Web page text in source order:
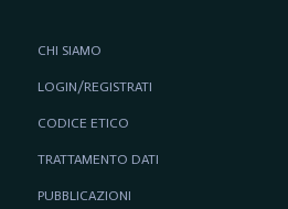
CHI SIAMO
LOGIN/REGISTRATI
CODICE ETICO
TRATTAMENTO DATI
PUBBLICAZIONI